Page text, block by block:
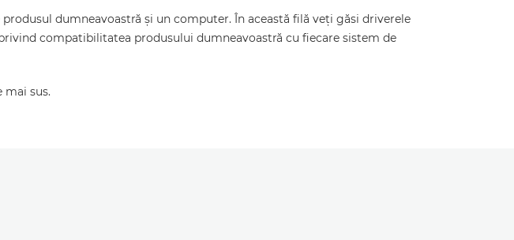
dumneavoastră şi un computer. În această filă veţi găsi driverele
compatibilitatea produsului dumneavoastră cu fiecare sistem de
mai sus.